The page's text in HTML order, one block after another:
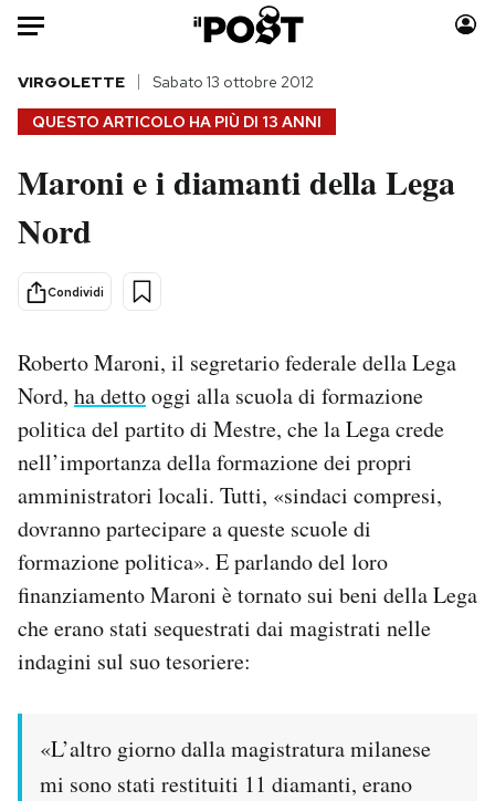
Auto
HOME
Italia
Politica
Tecnologia
Internet
Cultura
Economia
Sport
Moda
Europa
Altrecose
Mondiali calcio 2026
PODCAST
SHOP
QUESTO ARTICOLO HA PIÙ DI 13 ANNI
VIRGOLETTE Sabato 13 ottobre 2012
Maroni e i diamanti della Lega
Nord
Condividi
Roberto Maroni, il segretario federale della Lega
Nord, ha dettooggi alla scuola di formazione
politica del partito di Mestre, che la Lega crede
nell’importanza della formazione dei propri
amministratori locali. Tutti, «sindaci compresi,
dovranno partecipare a queste scuole di
formazione politica». E parlando del loro
finanziamento Maroni è tornato sui beni della Lega
che erano stati sequestrati dai magistrati nelle
indagini sul suo tesoriere:
«L’altro giorno dalla magistratura milanese
mi sono stati restituiti 11 diamanti, erano